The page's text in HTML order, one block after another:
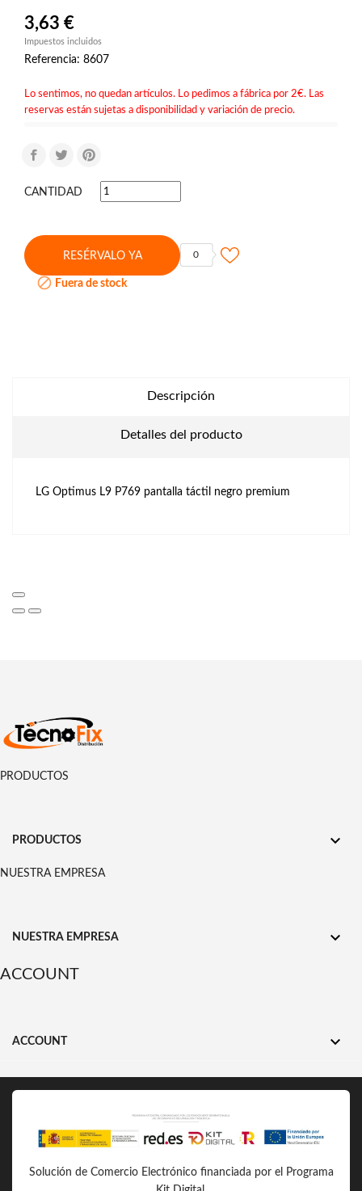
3,63 €
Impuestos incluidos
Referencia: 8607
Lo sentimos, no quedan artículos. Lo pedimos a fábrica por 2€. Las
reservas están sujetas a disponibilidad y variación de precio.
CANTIDAD
RESÉRVALO YA 0
 Fuera de stock
Descripción
Detalles del producto
LG Optimus L9 P769 pantalla táctil negro premium
PRODUCTOS
PRODUCTOS 
NUESTRA EMPRESA
NUESTRA EMPRESA 
ACCOUNT
ACCOUNT 
Solución de Comercio Electrónico financiada por el Programa